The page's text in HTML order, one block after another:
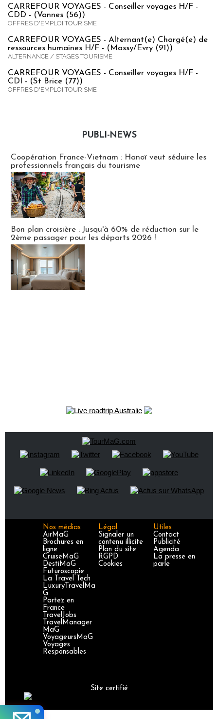
CARREFOUR VOYAGES - Conseiller voyages H/F -
CDD - (Vannes (56))
OFFRES D'EMPLOI TOURISME
CARREFOUR VOYAGES - Alternant(e) Chargé(e) de
ressources humaines H/F - (Massy/Evry (91))
ALTERNANCE / STAGES TOURISME
CARREFOUR VOYAGES - Conseiller voyages H/F -
CDI - (St Brice (77))
OFFRES D'EMPLOI TOURISME
PUBLI-NEWS
Coopération France-Vietnam : Hanoï veut séduire les
professionnels français du tourisme
Bon plan croisière : Jusqu'à 60% de réduction sur le
2ème passager pour les départs 2026 !
Nos médias
AirMaG
Brochures en
ligne
CruiseMaG
DestiMaG
Futuroscopie
La Travel Tech
LuxuryTravelMa
G
Partez en
France
TravelJobs
TravelManager
MaG
VoyageursMaG
Voyages
Responsables
Légal
Signaler un
contenu illicite
Plan du site
RGPD
Cookies
Utiles
Contact
Publicité
Agenda
La presse en
parle
Site certifié